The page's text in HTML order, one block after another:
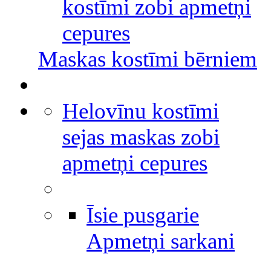
kostīmi zobi apmetņi
cepures
Maskas kostīmi bērniem
Helovīnu kostīmi
sejas maskas zobi
apmetņi cepures
Īsie pusgarie
Apmetņi sarkani